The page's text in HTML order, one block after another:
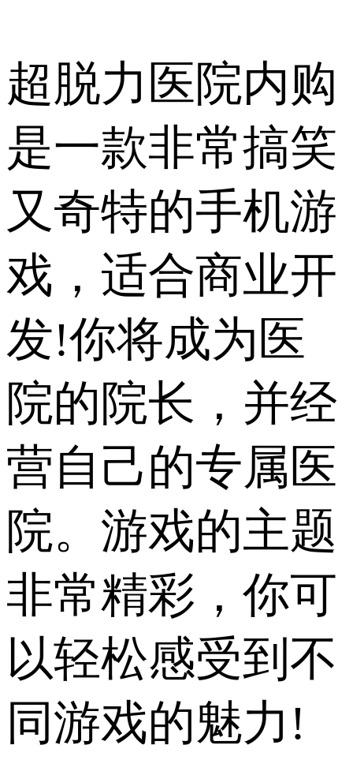
超脱力医院内购
是一款非常搞笑
又奇特的手机游
戏，适合商业开
发!你将成为医
院的院长，并经
营自己的专属医
院。游戏的主题
非常精彩，你可
以轻松感受到不
同游戏的魅力!